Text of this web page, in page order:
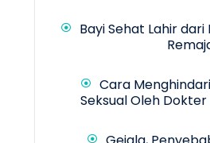
Bayi Sehat Lahir
Cara
Seksual Oleh Dokter